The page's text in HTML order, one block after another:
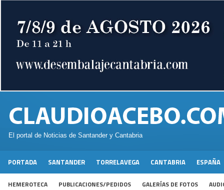
El portal de Noticias de Santander y Cantabria
PORTADA SANTANDER TORRELAVEGA CANTABRIA ESPAÑA
HEMEROTECA PUBLICACIONES/PEDIDOS GALERÍAS DE FOTOS